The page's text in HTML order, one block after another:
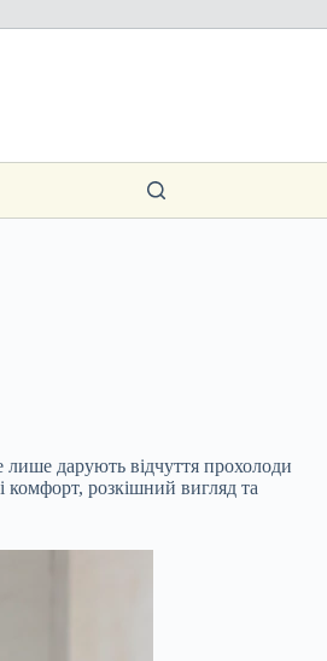
лише дарують відчуття прохолоди
комфорт, розкішний вигляд та